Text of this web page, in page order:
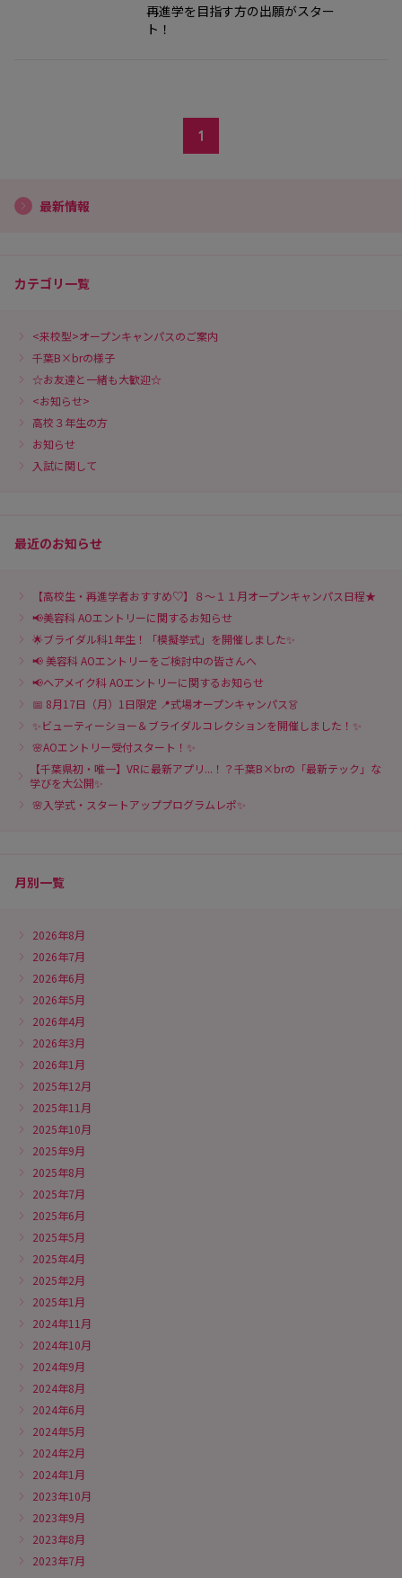
再進学を目指す方の出願がスター
ト！
1
最新情報
カテゴリ一覧
<来校型>オープンキャンパスのご案内
千葉B×brの様子
☆お友達と一緒も大歓迎☆
<お知らせ>
高校３年生の方
お知らせ
入試に関して
最近のお知らせ
【高校生・再進学者おすすめ♡】８～１１月オープンキャンパス日程★
📢美容科 AOエントリーに関するお知らせ
🌟ブライダル科1年生！「模擬挙式」を開催しました✨
📢 美容科 AOエントリーをご検討中の皆さんへ
📢ヘアメイク科 AOエントリーに関するお知らせ
📅 8月17日（月）1日限定 📍式場オープンキャンパス👗
✨ビューティーショー＆ブライダルコレクションを開催しました！✨
🌸AOエントリー受付スタート！✨
【千葉県初・唯一】VRに最新アプリ...！？千葉B×brの「最新テック」な
学びを大公開✨
🌸入学式・スタートアッププログラムレポ✨
月別一覧
2026年8月
2026年7月
2026年6月
2026年5月
2026年4月
2026年3月
2026年1月
2025年12月
2025年11月
2025年10月
2025年9月
2025年8月
2025年7月
2025年6月
2025年5月
2025年4月
2025年2月
2025年1月
2024年11月
2024年10月
2024年9月
2024年8月
2024年6月
2024年5月
2024年2月
2024年1月
2023年10月
2023年9月
2023年8月
2023年7月